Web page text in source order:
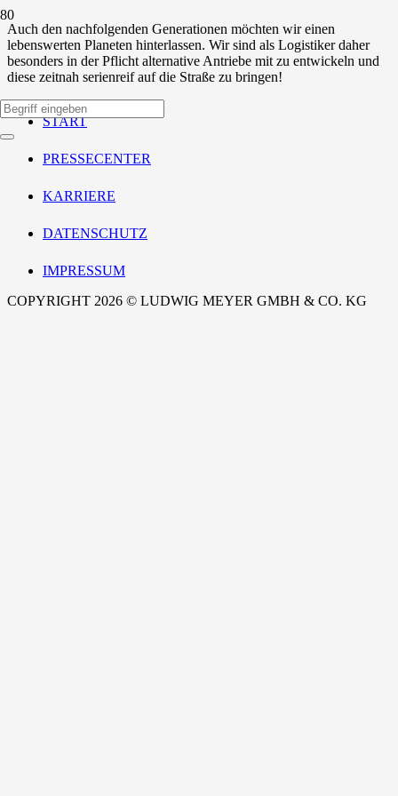
Auch den nachfolgenden Generationen möchten wir einen
lebenswerten Planeten hinterlassen. Wir sind als Logistiker daher
besonders in der Pflicht alternative Antriebe mit zu entwickeln und
diese zeitnah serienreif auf die Straße zu bringen!
START
PRESSECENTER
KARRIERE
DATENSCHUTZ
IMPRESSUM
COPYRIGHT 2026 © LUDWIG MEYER GMBH & CO. KG